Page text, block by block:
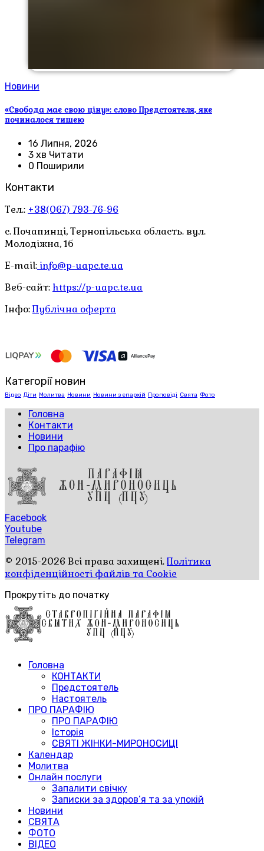
Новини
«Свобода має свою ціну»: слово Предстоятеля, яке
починалося тишею
16 Липня, 2026
3 хв Читати
0 Поширили
Контакти
Тел.: +38(067) 793-76-96
с. Почапинці, Тернопільська область. вул.
Молодіжна, 1б
E-mail: info@p-uapc.te.ua
Веб-сайт: https://p-uapc.te.ua
Інфо:Публічна оферта
Категорії новин
Відео Діти Молитва Новини Новини з єпархій Проповіді Свята Фото
Головна
Контакти
Новини
Про парафію
Facebook
Youtube
Telegram
© 2015-2026 Всі права захищені.Політика
конфіденційності файлів та Cookie
Прокрутіть до початку
Головна
КОНТАКТИ
Предстоятель
Настоятель
ПРО ПАРАФІЮ
ПРО ПАРАФІЮ
Історія
СВЯТІ ЖІНКИ-МИРОНОСИЦІ
Календар
Молитва
Онлайн послуги
Запалити свічку
Записки за здоров’я та за упокій
Новини
СВЯТА
ФОТО
ВІДЕО